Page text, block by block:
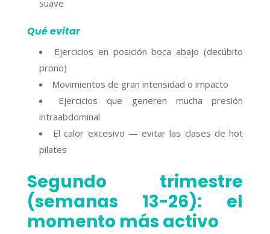
suave
Qué evitar
Ejercicios en posición boca abajo (decúbito
prono)
Movimientos de gran intensidad o impacto
Ejercicios que generen mucha presión
intraabdominal
El calor excesivo — evitar las clases de hot
pilates
Segundo trimestre
(semanas 13-26): el
momento más activo